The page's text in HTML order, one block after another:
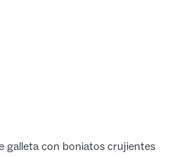
galleta con boniatos crujientes